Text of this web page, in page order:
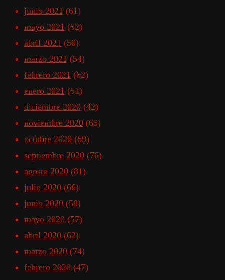
junio 2021 (61)
mayo 2021 (52)
abril 2021 (50)
marzo 2021 (54)
febrero 2021 (62)
enero 2021 (51)
diciembre 2020 (42)
noviembre 2020 (65)
octubre 2020 (69)
septiembre 2020 (76)
agosto 2020 (81)
julio 2020 (66)
junio 2020 (58)
mayo 2020 (57)
abril 2020 (62)
marzo 2020 (74)
febrero 2020 (47)